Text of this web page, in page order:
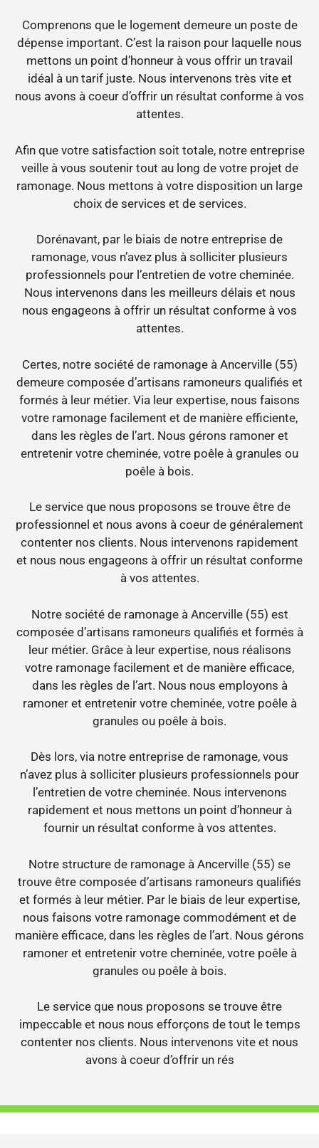
Comprenons que le logement demeure un poste de
dépense important. C’est la raison pour laquelle nous
mettons un point d’honneur à vous offrir un travail
idéal à un tarif juste. Nous intervenons très vite et
nous avons à coeur d’offrir un résultat conforme à vos
attentes.
Afin que votre satisfaction soit totale, notre entreprise
veille à vous soutenir tout au long de votre projet de
ramonage. Nous mettons à votre disposition un large
choix de services et de services.
Dorénavant, par le biais de notre entreprise de
ramonage, vous n’avez plus à solliciter plusieurs
professionnels pour l’entretien de votre cheminée.
Nous intervenons dans les meilleurs délais et nous
nous engageons à offrir un résultat conforme à vos
attentes.
Certes, notre société de ramonage à Ancerville (55)
demeure composée d’artisans ramoneurs qualifiés et
formés à leur métier. Via leur expertise, nous faisons
votre ramonage facilement et de manière efficiente,
dans les règles de l’art. Nous gérons ramoner et
entretenir votre cheminée, votre poêle à granules ou
poêle à bois.
Le service que nous proposons se trouve être de
professionnel et nous avons à coeur de généralement
contenter nos clients. Nous intervenons rapidement
et nous nous engageons à offrir un résultat conforme
à vos attentes.
Notre société de ramonage à Ancerville (55) est
composée d’artisans ramoneurs qualifiés et formés à
leur métier. Grâce à leur expertise, nous réalisons
votre ramonage facilement et de manière efficace,
dans les règles de l’art. Nous nous employons à
ramoner et entretenir votre cheminée, votre poêle à
granules ou poêle à bois.
Dès lors, via notre entreprise de ramonage, vous
n’avez plus à solliciter plusieurs professionnels pour
l’entretien de votre cheminée. Nous intervenons
rapidement et nous mettons un point d’honneur à
fournir un résultat conforme à vos attentes.
Notre structure de ramonage à Ancerville (55) se
trouve être composée d’artisans ramoneurs qualifiés
et formés à leur métier. Par le biais de leur expertise,
nous faisons votre ramonage commodément et de
manière efficace, dans les règles de l’art. Nous gérons
ramoner et entretenir votre cheminée, votre poêle à
granules ou poêle à bois.
Le service que nous proposons se trouve être
impeccable et nous nous efforçons de tout le temps
contenter nos clients. Nous intervenons vite et nous
avons à coeur d’offrir un rés